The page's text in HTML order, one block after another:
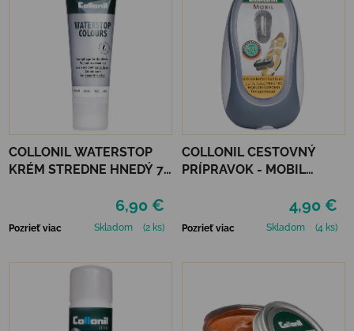
COLLONIL WATERSTOP
KRÉM STREDNE HNEDÝ 75
6,90 €
Pozrieť viac Skladom (2 ks)
COLLONIL CESTOVNÝ
PRÍPRAVOK - MOBIL
4,90 €
Pozrieť viac Skladom (4 ks)